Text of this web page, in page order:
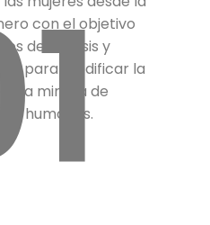
con el objetivo
de análisis y
para modificar la
la mirada de
humanos.